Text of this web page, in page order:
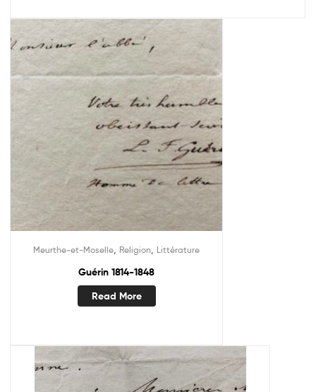
Meurthe-et-Moselle Religion Littérature
Guérin 1814-1848
Read More